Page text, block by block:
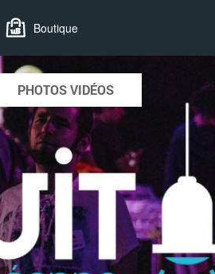
Boutique
PHOTOS VIDÉOS